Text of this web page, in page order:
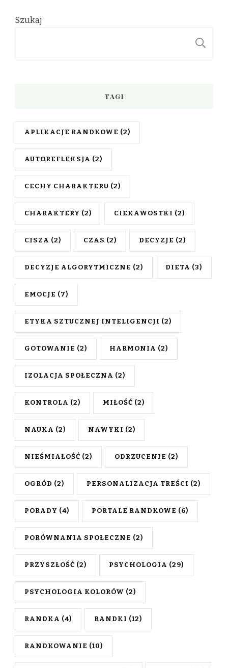
Szukaj
TAGI
APLIKACJE RANDKOWE (2)
AUTOREFLEKSJA (2)
CECHY CHARAKTERU (2)
CHARAKTERY (2) CIEKAWOSTKI (2)
CISZA (2) CZAS (2) DECYZJE (2)
DECYZJE ALGORYTMICZNE (2) DIETA (3)
EMOCJE (7)
ETYKA SZTUCZNEJ INTELIGENCJI (2)
GOTOWANIE (2) HARMONIA (2)
IZOLACJA SPOŁECZNA (2)
KONTROLA (2) MIŁOŚĆ (2)
NAUKA (2) NAWYKI (2)
NIEŚMIAŁOŚĆ (2) ODRZUCENIE (2)
OGRÓD (2) PERSONALIZACJA TREŚCI (2)
PORADY (4) PORTALE RANDKOWE (6)
PORÓWNANIA SPOŁECZNE (2)
PRZYSZŁOŚĆ (2) PSYCHOLOGIA (29)
PSYCHOLOGIA KOLORÓW (2)
RANDKA (4) RANDKI (12)
RANDKOWANIE (10)